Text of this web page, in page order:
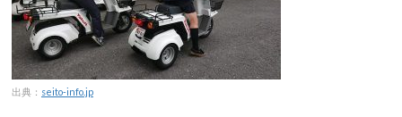
出典： seito-info.jp